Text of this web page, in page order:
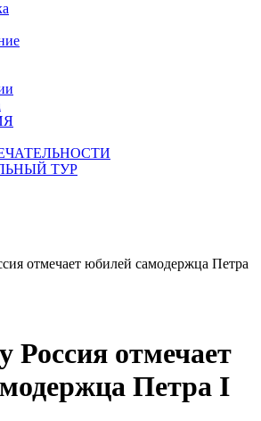
ТУР
отмечает юбилей самодержца Петра
Россия отмечает
Петра I